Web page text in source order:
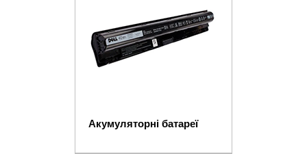
Акумуляторні батареї